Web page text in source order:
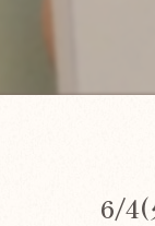
6/4(